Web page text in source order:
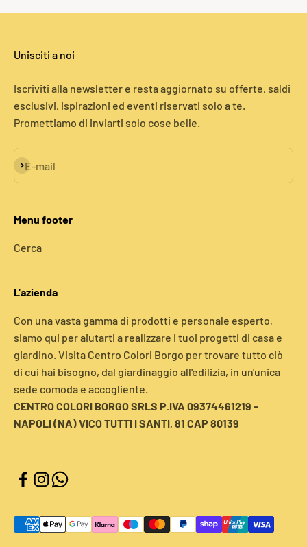
Unisciti a noi
Iscriviti alla newsletter e resta aggiornato su offerte, saldi
esclusivi, ispirazioni ed eventi riservati solo a te.
Promettiamo di inviarti solo cose belle.
E-mail
Iscriviti alla newsletter
Menu footer
Cerca
L'azienda
Con una vasta gamma di prodotti e personale esperto,
siamo qui per aiutarti a realizzare i tuoi progetti di casa e
giardino. Visita Centro Colori Borgo per trovare tutto ciò
di cui hai bisogno, dal giardinaggio all'edilizia, in un'unica
sede comoda e accogliente.
CENTRO COLORI BORGO SRLS P.IVA 09374461219 -
NAPOLI (NA) VICO TUTTI I SANTI, 81 CAP 80139